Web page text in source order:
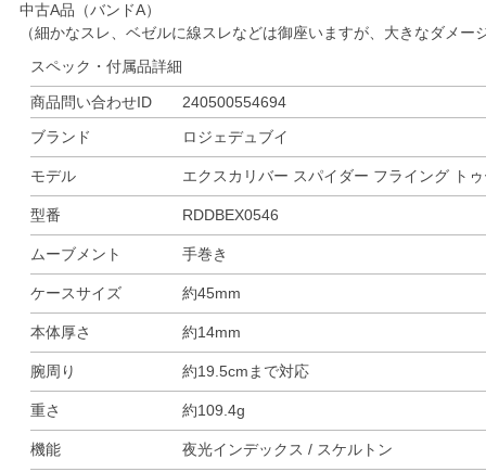
中古A品（バンドA）
（細かなスレ、ベゼルに線スレなどは御座いますが、大きなダメ
スペック・付属品詳細
商品問い合わせID
240500554694
ブランド
ロジェデュブイ
モデル エクスカリバー スパイダー フライング ト
型番 RDDBEX0546
ムーブメント 手巻き
ケースサイズ 約45mm
本体厚さ 約14mm
腕周り 約19.5cmまで対応
重さ 約109.4g
機能 夜光インデックス / スケルトン